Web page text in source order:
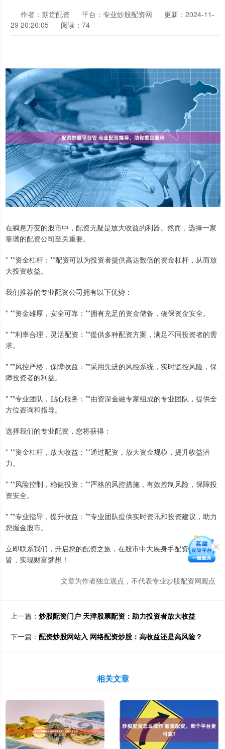
作者：期货配资 平台：专业炒股配资网
更新：2024-11-
29 20:26:05
阅读：74
在瞬息万变的股市中，配资无疑是放大收益的利器。然而，选择一家
靠谱的配资公司至关重要。
* **资金杠杆：**配资可以为投资者提供高达数倍的资金杠杆，从而放
大投资收益。
我们推荐的专业配资公司拥有以下优势：
* **资金雄厚，安全可靠：**拥有充足的资金储备，确保资金安全。
* **利率合理，灵活配资：**提供多种配资方案，满足不同投资者的需
求。
* **风控严格，保障收益：**采用先进的风控系统，实时监控风险，保
障投资者的利益。
* **专业团队，贴心服务：**由资深金融专家组成的专业团队，提供全
方位咨询和指导。
选择我们的专业配资，您将获得：
* **资金杠杆，放大收益：**通过配资，放大资金规模，提升收益潜
力。
* **风险控制，稳健投资：**严格的风控措施，有效控制风险，保障投
资安全。
* **专业指导，提升收益：**专业团队提供实时资讯和投资建议，助力
您掘金股市。
立即联系我们，开启您的配资之旅，在股市中大展身手配资炒股平台
皆，实现财富梦想！
文章为作者独立观点，不代表专业炒股配资网观点
上一篇： 炒股配资门户 天津股票配资：助力投资者放大收益
下一篇： 配资炒股网站入 网络配资炒股：高收益还是高风险？
相关文章